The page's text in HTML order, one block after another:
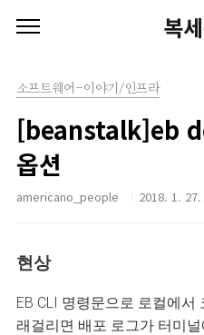
복
소프트웨어-이야기/인프라
[beanstalk]eb
옵션
americano_people 2018. 1.
현상
EB CLI 명령문으로 로컬에서
래걸리면 배포 로그가 터미